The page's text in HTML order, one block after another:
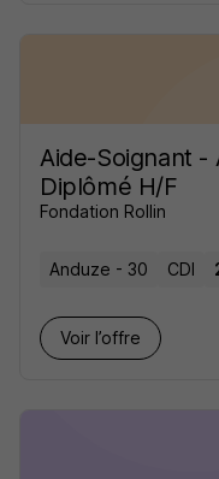
Aide-Soignant -
Diplômé H/F
Fondation Rollin
Anduze - 30 CDI
Voir l’offre